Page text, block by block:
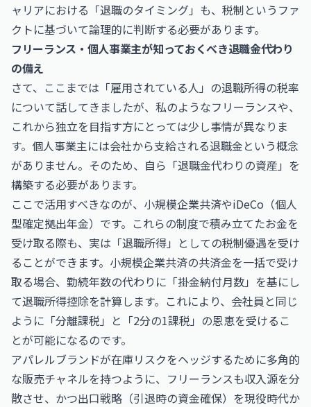
ャリアにおける「退職のタイミング」も、税制というファ
クトに基づいて論理的に判断する必要があります。
フリーランス・個人事業主が知っておくべき退職金代わり
の備え
さて、ここまでは「雇用されている人」の退職所得の税率
について話してきましたが、私のようなフリーランスや、
これから独立を目指す方にとっては少し事情が異なりま
す。個人事業主には会社から支給される退職金という概念
がありません。そのため、自ら「退職金代わりの資産」を
構築する必要があります。
ここで活用すべきなのが、小規模企業共済やiDeCo（個人
型確定拠出年金）です。これらの制度で積み立てたお金を
受け取る際も、実は「退職所得」としての税制優遇を受け
ることができます。小規模企業共済の共済金を一括で受け
取る場合、勤続年数の代わりに「掛金納付月数」を基にし
て退職所得控除を計算します。これにより、会社員と同じ
ように「分離課税」と「2分の1課税」の恩恵を受けるこ
とが可能になるのです。
アパレルブランドが在庫リスクをヘッジするために多角的
な販売チャネルを持つように、フリーランスも収入源を分
散させ、かつ出口戦略（引退時の資金確保）を現役時代か